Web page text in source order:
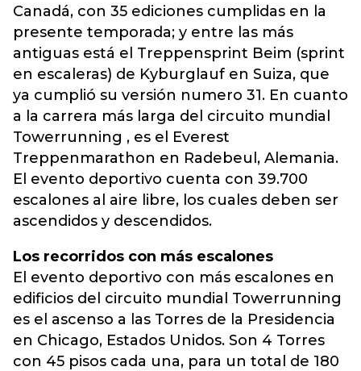
Canadá, con 35 ediciones cumplidas en la
presente temporada; y entre las más
antiguas está el Treppensprint Beim (sprint
en escaleras) de Kyburglauf en Suiza, que
ya cumplió su versión numero 31. En cuanto
a la carrera más larga del circuito mundial
Towerrunning , es el Everest
Treppenmarathon en Radebeul, Alemania.
El evento deportivo cuenta con 39.700
escalones al aire libre, los cuales deben ser
ascendidos y descendidos.
Los recorridos con más escalones
El evento deportivo con más escalones en
edificios del circuito mundial Towerrunning
es el ascenso a las Torres de la Presidencia
en Chicago, Estados Unidos. Son 4 Torres
con 45 pisos cada una, para un total de 180